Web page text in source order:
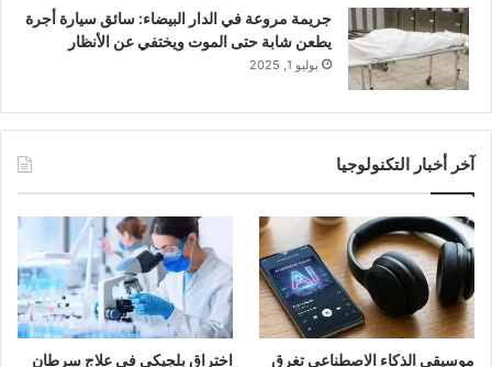
جريمة مروعة في الدار البيضاء: سائق سيارة أجرة
يطعن شابة حتى الموت ويختفي عن الأنظار
يوليو 1, 2025
آخر أخبار التكنولوجيا
موسيقى الذكاء الاصطناعي تغرق
اختراق بلجيكي في علاج سرطان